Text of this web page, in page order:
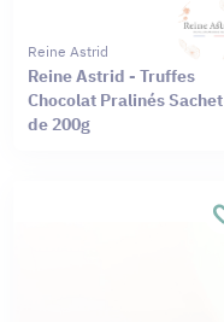
Reine Astrid
Reine Astrid - Truffes
Chocolat Pralinés Sachet
de 200g